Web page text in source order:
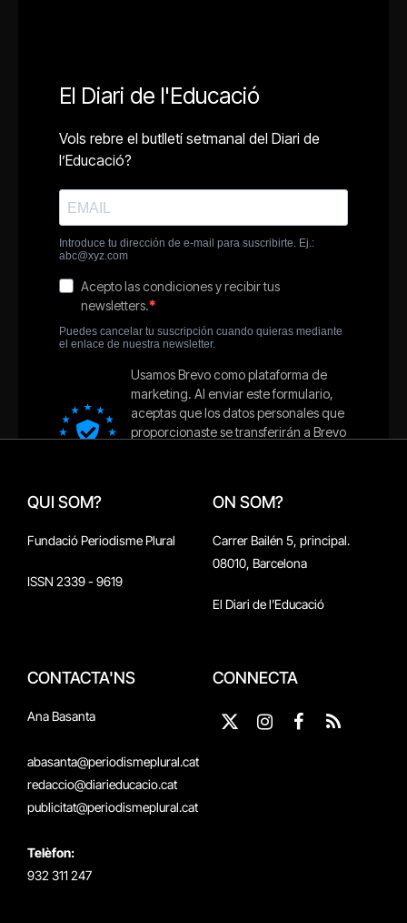
QUI SOM?
Fundació Periodisme Plural
ISSN 2339 - 9619
ON SOM?
Carrer Bailén 5, principal.
08010, Barcelona
El Diari de l'Educació
CONTACTA'NS
Ana Basanta
abasanta@periodismeplural.cat
redaccio@diarieducacio.cat
publicitat@periodismeplural.cat
Telèfon:
932 311 247
CONNECTA
X
Instagram
Facebook
RSS